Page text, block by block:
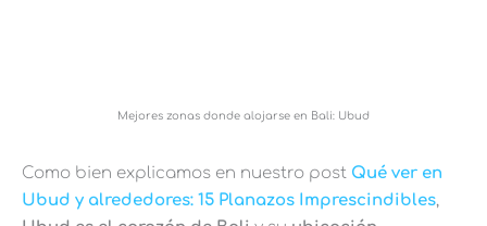
Mejores zonas donde alojarse en Bali: Ubud
Como bien explicamos en nuestro post Qué ver en
Ubud y alrededores: 15 Planazos Imprescindibles,